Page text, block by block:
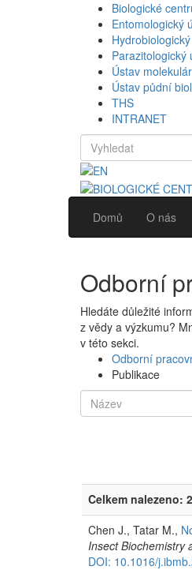
Biologické
Entomologický
Parazitologický
Ústav
Ústav půdní
THS
INTRANET
Domů O nás
Odborní
Hledáte důležité
z vědy a výzkumu?
v této sekci.
Odborní
Publikace
Celkem nalezeno:
Chen J., Tatar M.,
Insect Biochemistry
DOI: 10.1016/